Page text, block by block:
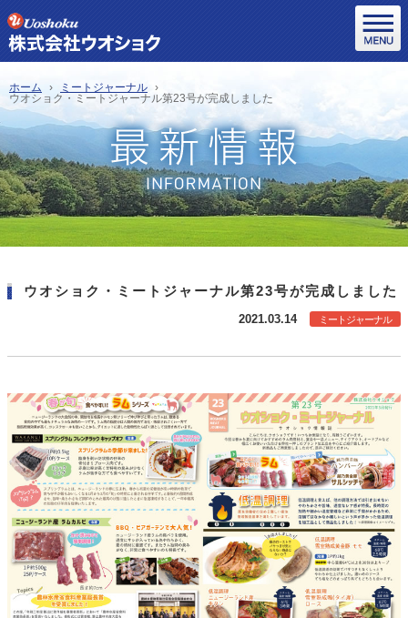
ホーム
ミートジャーナル
ウオショク・ミートジャーナル第23号が完成しました
ウオショク・ミートジャーナル第23号が完成しました
2021.03.14 ミートジャーナル